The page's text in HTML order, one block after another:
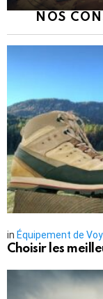
NOS
in Équipement de
Choisir les